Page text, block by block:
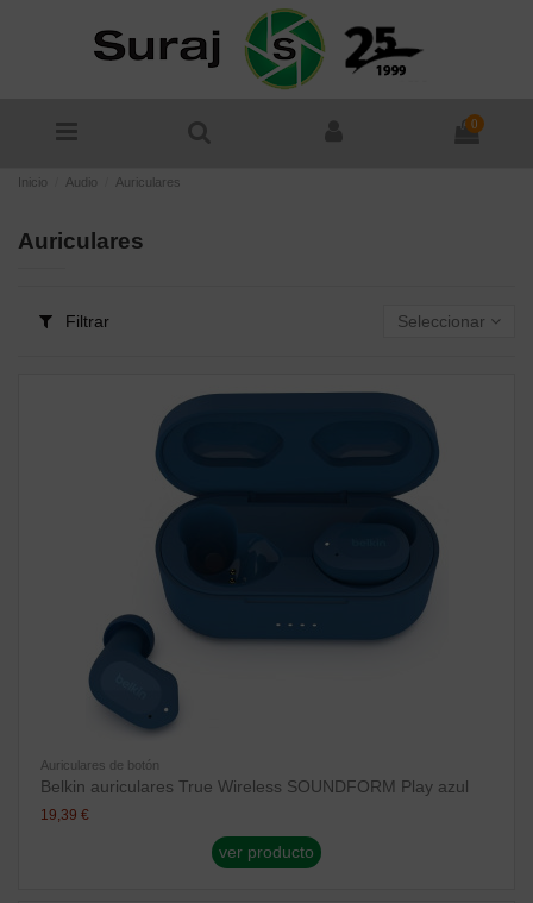
0
Inicio Audio Auriculares
Auriculares
Filtrar Seleccionar
Auriculares de botón
Belkin auriculares True Wireless SOUNDFORM Play azul
19,39 €
ver producto